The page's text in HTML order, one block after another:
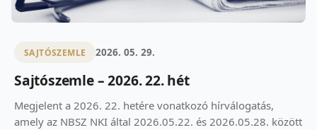
SAJTÓSZEMLE 2026. 05. 29.
Sajtószemle – 2026. 22. hét
Megjelent a 2026. 22. hetére vonatkozó hírválogatás,
amely az NBSZ NKI által 2026.05.22. és 2026.05.28. között